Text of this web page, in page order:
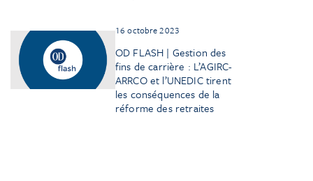
16 octobre 2023
OD FLASH | Gestion des
fins de carrière : L’AGIRC-
ARRCO et l’UNEDIC tirent
les conséquences de la
réforme des retraites